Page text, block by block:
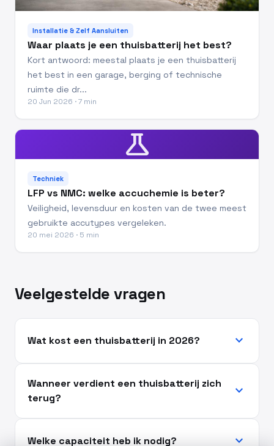
Installatie & Zelf Aansluiten
Waar plaats je een thuisbatterij het best?
Kort antwoord: meestal plaats je een thuisbatterij
het best in een garage, berging of technische
ruimte die dr...
20 Jun 2026 · 7 min
science
Techniek
LFP vs NMC: welke accuchemie is beter?
Veiligheid, levensduur en kosten van de twee meest
gebruikte accutypes vergeleken.
20 mei 2026 · 5 min
Veelgestelde vragen
Wat kost een thuisbatterij in 2026? expand_more
Wanneer verdient een thuisbatterij zich
terug?
expand_more
Welke capaciteit heb ik nodig? expand_more